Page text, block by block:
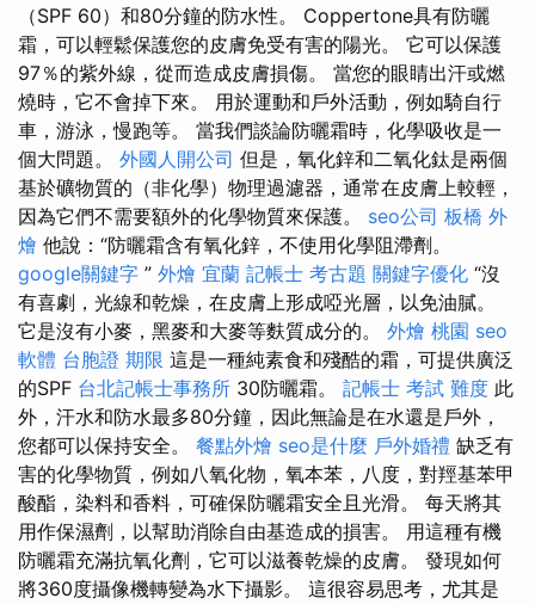
（SPF 60）和80分鐘的防水性。 Coppertone具有防曬
霜，可以輕鬆保護您的皮膚免受有害的陽光。 它可以保護
97％的紫外線，從而造成皮膚損傷。 當您的眼睛出汗或燃
燒時，它不會掉下來。 用於運動和戶外活動，例如騎自行
車，游泳，慢跑等。 當我們談論防曬霜時，化學吸收是一
個大問題。 外國人開公司 但是，氧化鋅和二氧化鈦是兩個
基於礦物質的（非化學）物理過濾器，通常在皮膚上較輕，
因為它們不需要額外的化學物質來保護。 seo公司 板橋 外
燴 他說：“防曬霜含有氧化鋅，不使用化學阻滯劑。
google關鍵字 ” 外燴 宜蘭 記帳士 考古題 關鍵字優化 “沒
有喜劇，光線和乾燥，在皮膚上形成啞光層，以免油膩。
它是沒有小麥，黑麥和大麥等麩質成分的。 外燴 桃園 seo
軟體 台胞證 期限 這是一種純素食和殘酷的霜，可提供廣泛
的SPF 台北記帳士事務所 30防曬霜。 記帳士 考試 難度 此
外，汗水和防水最多80分鐘，因此無論是在水還是戶外，
您都可以保持安全。 餐點外燴 seo是什麼 戶外婚禮 缺乏有
害的化學物質，例如八氧化物，氧本苯，八度，對羥基苯甲
酸酯，染料和香料，可確保防曬霜安全且光滑。 每天將其
用作保濕劑，以幫助消除自由基造成的損害。 用這種有機
防曬霜充滿抗氧化劑，它可以滋養乾燥的皮膚。 發現如何
將360度攝像機轉變為水下攝影。 這很容易思考，尤其是